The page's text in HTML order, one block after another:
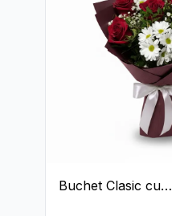
Buchet Clasic cu